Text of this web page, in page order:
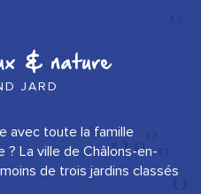
& nature
JARD
avec toute la famille
La ville de Châlons-en-
de trois jardins classés